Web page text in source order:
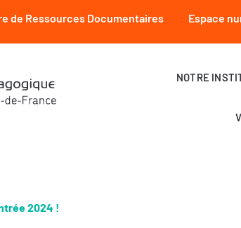
de Ressources Documentaires Espace
NOTRE
2024 !